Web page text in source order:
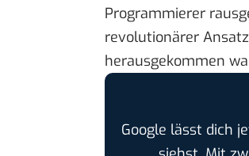
Programmierer
revolutionärer
herausgekommen
Google lässt dich